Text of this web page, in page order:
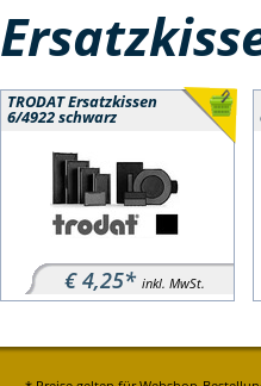
TRODAT Ersatzkissen
6/4922 schwarz
€ 4,25* inkl. MwSt.